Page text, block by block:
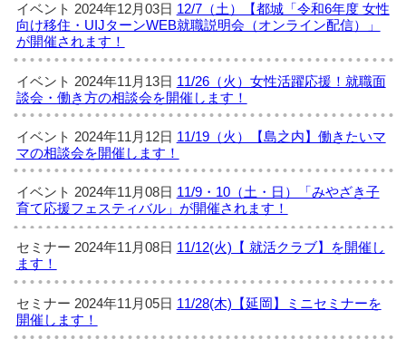
イベント 2024年12月03日 12/7（土）【都城「令和6年度 女性
向け移住・UIJターンWEB就職説明会（オンライン配信）」
が開催されます！
イベント 2024年11月13日 11/26（火）女性活躍応援！就職面
談会・働き方の相談会を開催します！
イベント 2024年11月12日 11/19（火）【島之内】働きたいマ
マの相談会を開催します！
イベント 2024年11月08日 11/9・10（土・日）「みやざき子
育て応援フェスティバル」が開催されます！
セミナー 2024年11月08日 11/12(火)【 就活クラブ】を開催し
ます！
セミナー 2024年11月05日 11/28(木)【延岡】ミニセミナーを
開催します！